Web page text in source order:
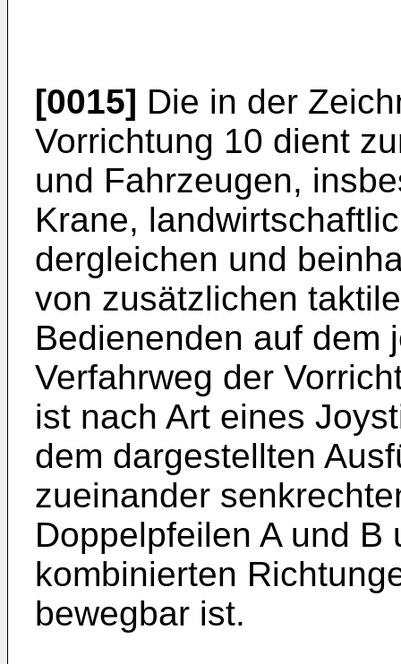
[0015] Die in der
Vorrichtung 10 dient
und Fahrzeugen,
Krane,
dergleichen und
von zusätzlichen
Bedienenden auf dem
Verfahrweg der
ist nach Art eines
dem dargestellten
zueinander
Doppelpfeilen A und
kombinierten
bewegbar ist.